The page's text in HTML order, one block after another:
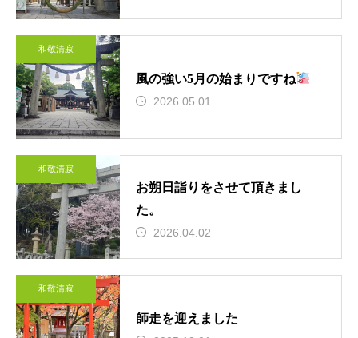
和敬清寂
風の強い5月の始まりですね
2026.05.01
和敬清寂
お朔日詣りをさせて頂きまし
た。
2026.04.02
和敬清寂
師走を迎えました